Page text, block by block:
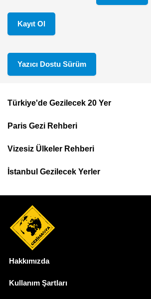
Kayıt Ol
Yazıcı Dostu Sürüm
Top
Menu
Türkiye'de Gezilecek 20 Yer
Paris Gezi Rehberi
Vizesiz Ülkeler Rehberi
İstanbul Gezilecek Yerler
Hakkımızda
Kullanım Şartları